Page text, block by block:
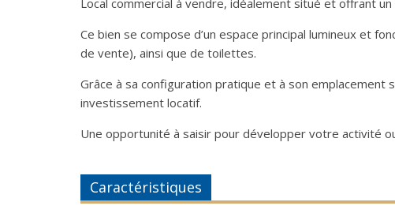
Local commercial à vendre, idéalement situé et offrant
Ce bien se compose d’un espace principal lumineux et
de vente), ainsi que de toilettes.
Grâce à sa configuration pratique et à son emplacement
investissement locatif.
Une opportunité à saisir pour développer votre activité
Caractéristiques